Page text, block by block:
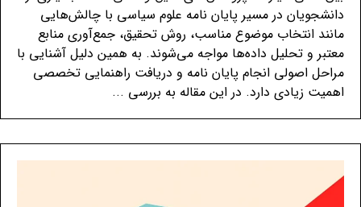
دانشجویان در مسیر پایان نامه علوم سیاسی با چالش‌هایی
مانند انتخاب موضوع مناسب، روش تحقیق، جمع‌آوری منابع
معتبر و تحلیل داده‌ها مواجه می‌شوند. به همین دلیل آشنایی با
مراحل اصولی انجام پایان نامه و دریافت راهنمایی تخصصی
اهمیت زیادی دارد. در این مقاله به بررسی ...